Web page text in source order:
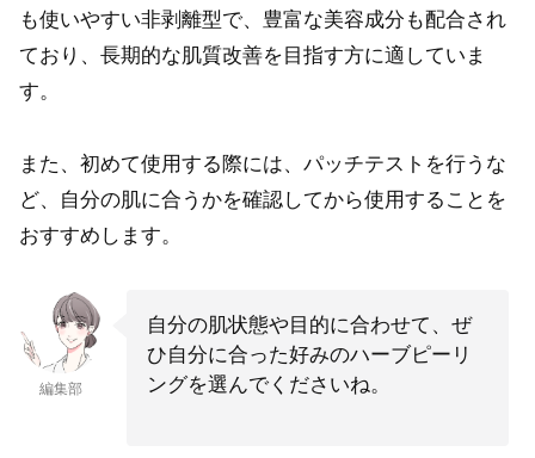
も使いやすい非剥離型で、豊富な美容成分も配合され
ており、長期的な肌質改善を目指す方に適していま
す。
また、初めて使用する際には、パッチテストを行うな
ど、自分の肌に合うかを確認してから使用することを
おすすめします。
編集部
自分の肌状態や目的に合わせて、ぜ
ひ自分に合った好みのハーブピーリ
ングを選んでくださいね。